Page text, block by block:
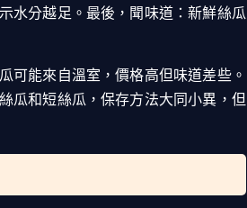
水分越足。最後，聞味道：新鮮絲瓜
可能來自溫室，價格高但味道差些。
瓜和短絲瓜，保存方法大同小異，但